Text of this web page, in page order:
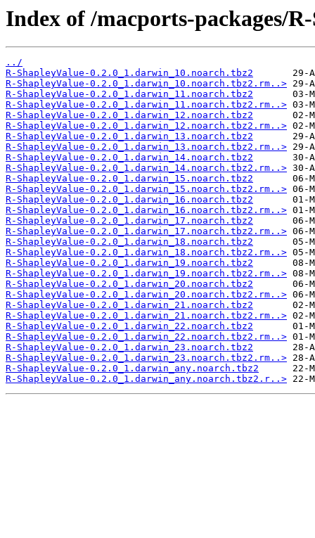
Index of /macports-packages/
../
R-ShapleyValue-0.2.0_1.darwin_10.noarch.tbz2
R-ShapleyValue-0.2.0_1.darwin_10.noarch.tbz2.rm..>
R-ShapleyValue-0.2.0_1.darwin_11.noarch.tbz2
R-ShapleyValue-0.2.0_1.darwin_11.noarch.tbz2.rm..>
R-ShapleyValue-0.2.0_1.darwin_12.noarch.tbz2
R-ShapleyValue-0.2.0_1.darwin_12.noarch.tbz2.rm..>
R-ShapleyValue-0.2.0_1.darwin_13.noarch.tbz2
R-ShapleyValue-0.2.0_1.darwin_13.noarch.tbz2.rm..>
R-ShapleyValue-0.2.0_1.darwin_14.noarch.tbz2
R-ShapleyValue-0.2.0_1.darwin_14.noarch.tbz2.rm..>
R-ShapleyValue-0.2.0_1.darwin_15.noarch.tbz2
R-ShapleyValue-0.2.0_1.darwin_15.noarch.tbz2.rm..>
R-ShapleyValue-0.2.0_1.darwin_16.noarch.tbz2
R-ShapleyValue-0.2.0_1.darwin_16.noarch.tbz2.rm..>
R-ShapleyValue-0.2.0_1.darwin_17.noarch.tbz2
R-ShapleyValue-0.2.0_1.darwin_17.noarch.tbz2.rm..>
R-ShapleyValue-0.2.0_1.darwin_18.noarch.tbz2
R-ShapleyValue-0.2.0_1.darwin_18.noarch.tbz2.rm..>
R-ShapleyValue-0.2.0_1.darwin_19.noarch.tbz2
R-ShapleyValue-0.2.0_1.darwin_19.noarch.tbz2.rm..>
R-ShapleyValue-0.2.0_1.darwin_20.noarch.tbz2
R-ShapleyValue-0.2.0_1.darwin_20.noarch.tbz2.rm..>
R-ShapleyValue-0.2.0_1.darwin_21.noarch.tbz2
R-ShapleyValue-0.2.0_1.darwin_21.noarch.tbz2.rm..>
R-ShapleyValue-0.2.0_1.darwin_22.noarch.tbz2
R-ShapleyValue-0.2.0_1.darwin_22.noarch.tbz2.rm..>
R-ShapleyValue-0.2.0_1.darwin_23.noarch.tbz2
R-ShapleyValue-0.2.0_1.darwin_23.noarch.tbz2.rm..>
R-ShapleyValue-0.2.0_1.darwin_any.noarch.tbz2
R-ShapleyValue-0.2.0_1.darwin_any.noarch.tbz2.r..>